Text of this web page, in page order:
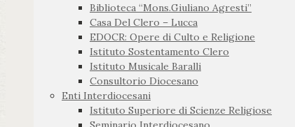
Biblioteca “Mons.Giuliano Agresti”
Casa Del Clero – Lucca
EDOCR: Opere di Culto e Religione
Istituto Sostentamento Clero
Istituto Musicale Baralli
Consultorio Diocesano
Enti Interdiocesani
Istituto Superiore di Scienze Religiose